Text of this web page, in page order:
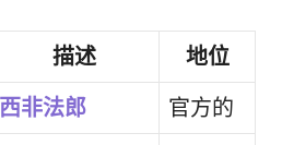
描述 地位
西非法郎 官方的